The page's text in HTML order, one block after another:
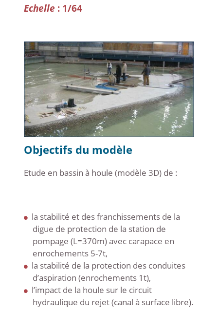
Echelle : 1/64
Objectifs du modèle
Etude en bassin à houle (modèle 3D) de :
la stabilité et des franchissements de la
digue de protection de la station de
pompage (L=370m) avec carapace en
enrochements 5-7t,
la stabilité de la protection des conduites
d’aspiration (enrochements 1t),
l’impact de la houle sur le circuit
hydraulique du rejet (canal à surface libre).